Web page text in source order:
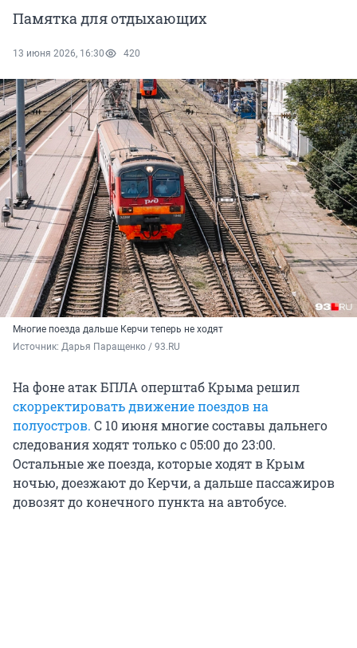
Памятка для отдыхающих
13 июня 2026, 16:30 420
Многие поезда дальше Керчи теперь не ходят
Источник: Дарья Паращенко / 93.RU
На фоне атак БПЛА оперштаб Крыма решил
скорректировать движение поездов на
полуостров. С 10 июня многие составы дальнего
следования ходят только с 05:00 до 23:00.
Остальные же поезда, которые ходят в Крым
ночью, доезжают до Керчи, а дальше пассажиров
довозят до конечного пункта на автобусе.